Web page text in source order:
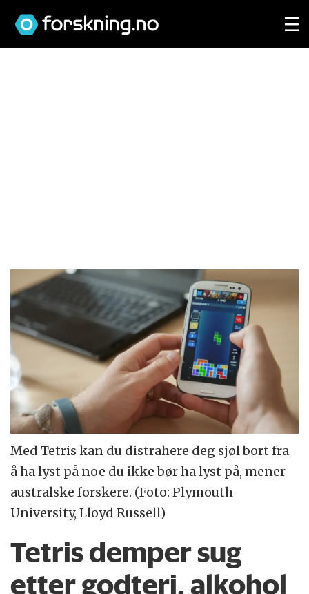
Med Tetris kan du distrahere deg sjøl bort fra
å ha lyst på noe du ikke bør ha lyst på, mener
australske forskere. (Foto: Plymouth
University, Lloyd Russell)
Tetris demper sug
etter godteri, alkohol